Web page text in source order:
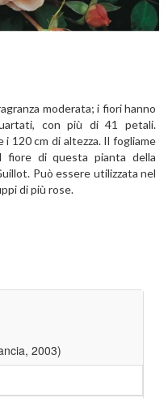
moderata; i fiori hanno
con più di 41 petali.
120 cm di altezza. Il fogliame
fiore di questa pianta della
Può essere utilizzata nel
di più rose.
2003)